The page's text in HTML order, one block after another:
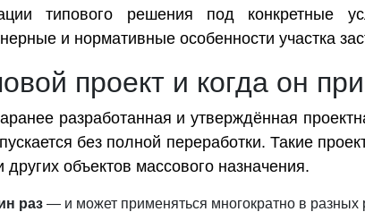
типового решения под конкретные
и нормативные особенности участка
проект и когда он
разработанная и утверждённая
без полной переработки. Такие
объектов массового назначения.
раз — и может применяться многократно в разных